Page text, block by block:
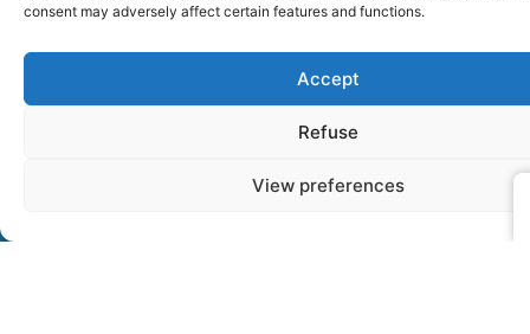
consent may adversely affect certain features and functions.
Accept
Refuse
View preferences